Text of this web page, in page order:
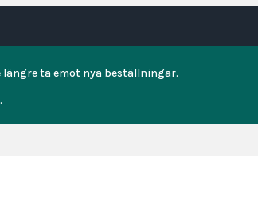
längre ta emot nya beställningar.